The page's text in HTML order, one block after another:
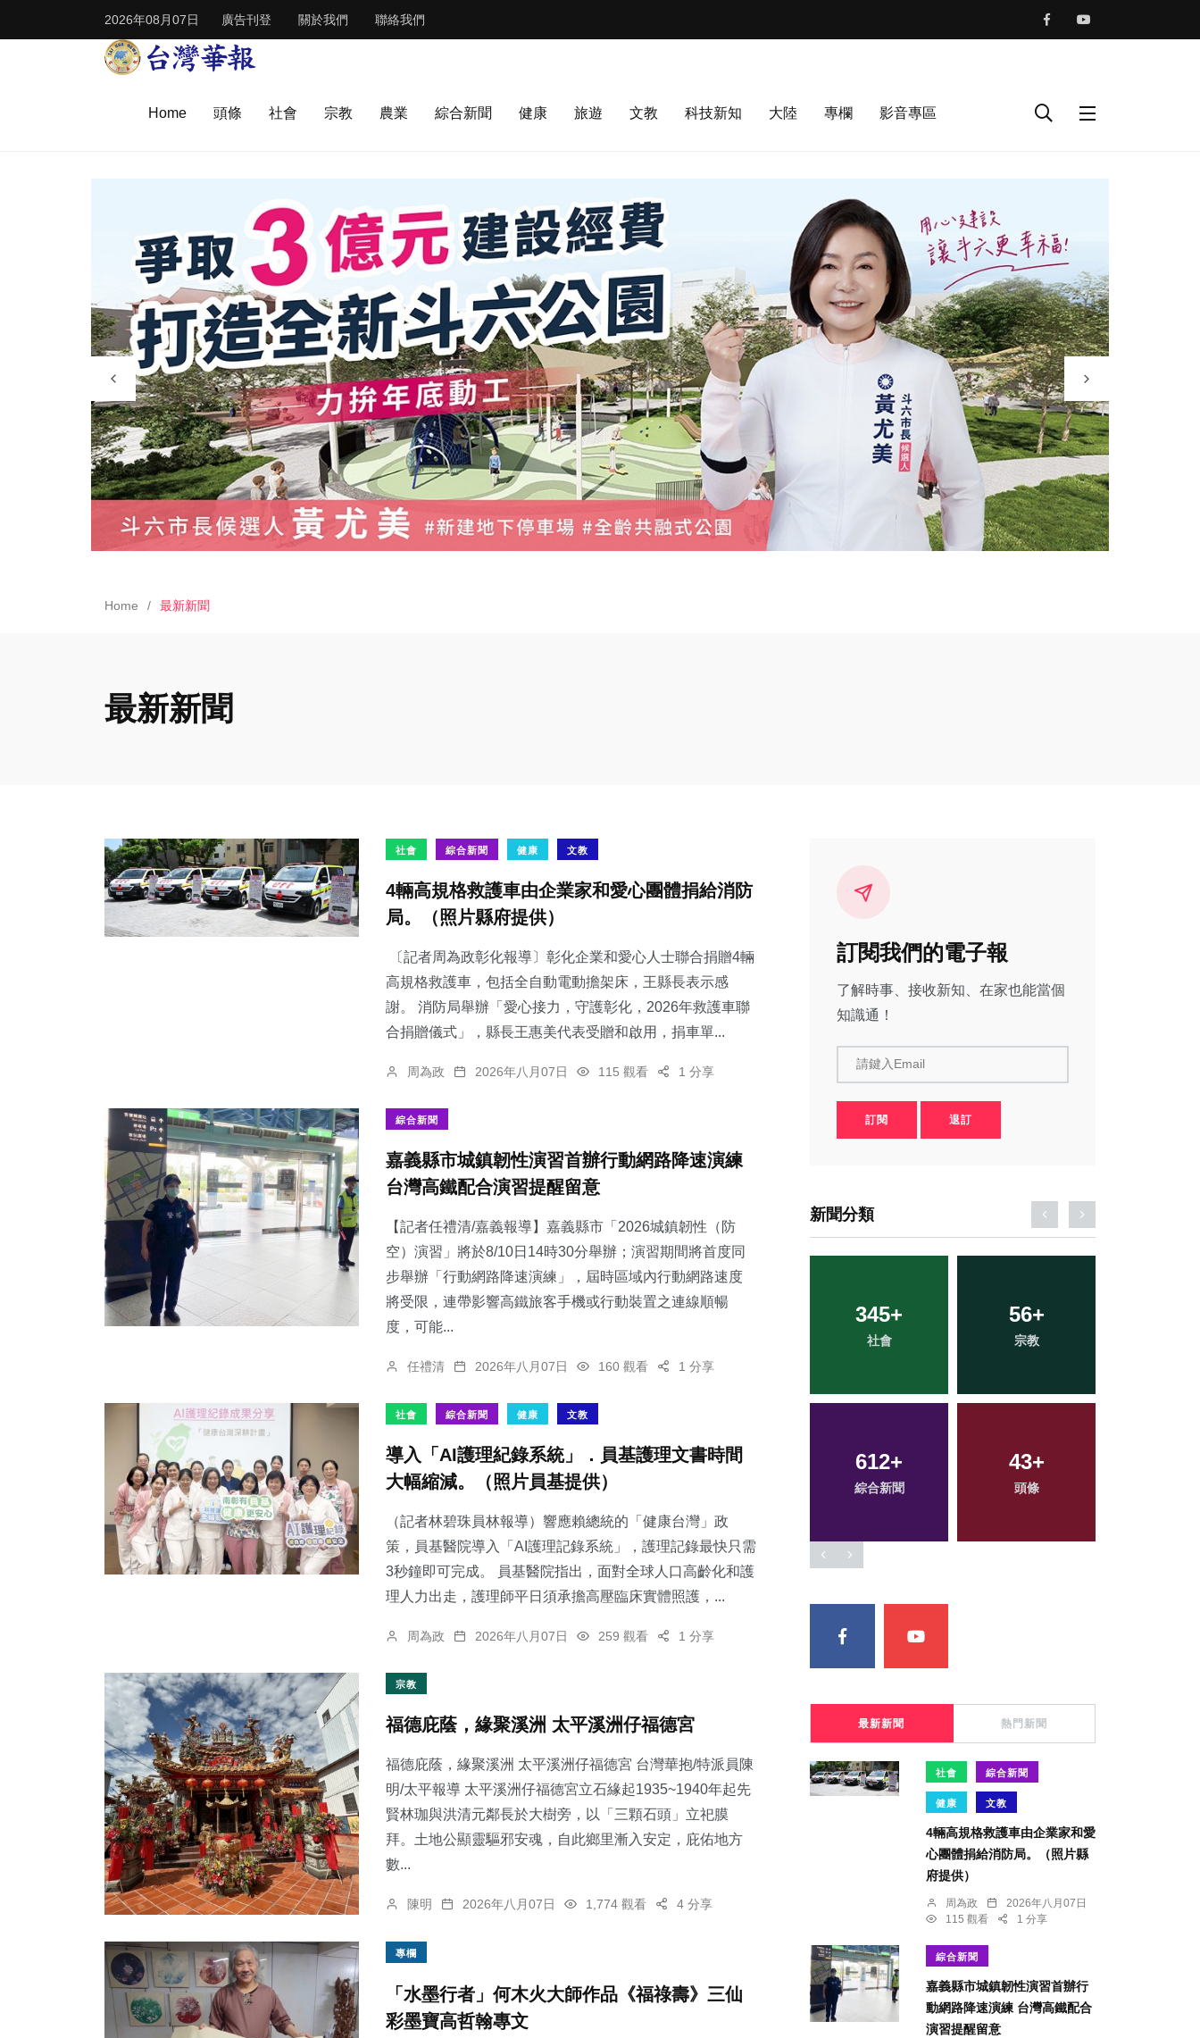
2026年08月07日 廣告刊登 關於我們 聯絡我們
Home 頭條 社會 宗教 農業 綜合新聞 健康 旅遊 文教 科技新知 大陸 專欄 影音專區
Home 最新新聞
最新新聞
社會 綜合新聞 健康 文教
4輛高規格救護車由企業家和愛心團體捐給消防
局。（照片縣府提供）
〔記者周為政彰化報導〕彰化企業和愛心人士聯合捐贈4輛
高規格救護車，包括全自動電動擔架床，王縣長表示感
謝。 消防局舉辦「愛心接力，守護彰化，2026年救護車聯
合捐贈儀式」，縣長王惠美代表受贈和啟用，捐車單...
周為政 2026年八月07日 115 觀看 1 分享
綜合新聞
嘉義縣市城鎮韌性演習首辦行動網路降速演練
台灣高鐵配合演習提醒留意
【記者任禮清/嘉義報導】嘉義縣市「2026城鎮韌性（防
空）演習」將於8/10日14時30分舉辦；演習期間將首度同
步舉辦「行動網路降速演練」，屆時區域內行動網路速度
將受限，連帶影響高鐵旅客手機或行動裝置之連線順暢
度，可能...
任禮清 2026年八月07日 160 觀看 1 分享
社會 綜合新聞 健康 文教
導入「AI護理紀錄系統」．員基護理文書時間
大幅縮減。（照片員基提供）
（記者林碧珠員林報導）響應賴總統的「健康台灣」政
策，員基醫院導入「AI護理記錄系統」，護理記錄最快只需
3秒鐘即可完成。 員基醫院指出，面對全球人口高齡化和護
理人力出走，護理師平日須承擔高壓臨床實體照護，...
周為政 2026年八月07日 259 觀看 1 分享
宗教
福德庇蔭，緣聚溪洲 太平溪洲仔福德宮
福德庇蔭，緣聚溪洲 太平溪洲仔福德宮 台灣華抱/特派員陳
明/太平報導 太平溪洲仔福德宮立石緣起1935~1940年起先
賢林珈與洪清元鄰長於大樹旁，以「三顆石頭」立祀膜
拜。土地公顯靈驅邪安魂，自此鄉里漸入安定，庇佑地方
數...
陳明 2026年八月07日 1,774 觀看 4 分享
專欄
「水墨行者」何木火大師作品《福祿壽》三仙
彩墨寶高哲翰專文
訂閱我們的電子報
了解時事、接收新知、在家也能當個
知識通！
請鍵入Email
訂閱 退訂
新聞分類
141+
2+
大陸
202 64+
183 +
健康
345+ 56
612+
綜合新聞
43
30+
科技新知
141+
旅遊
100+
專欄
2+
大陸
最新新聞 熱門新聞
社會 綜合新聞
健康 文教
4輛高規格救護車由企業家和愛
心團體捐給消防局。（照片縣
府提供）
周為政
2026年八月07日
115 觀看
1 分享
綜合新聞
嘉義縣市城鎮韌性演習首辦行
動網路降速演練 台灣高鐵配合
演習提醒留意